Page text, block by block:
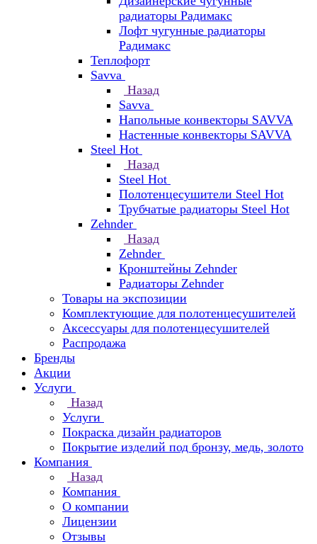
радиаторы Радимакс
Лофт чугунные радиаторы
Радимакс
Теплофорт
Savva
Назад
Savva
Напольные конвекторы SAVVA
Настенные конвекторы SAVVA
Steel Hot
Назад
Steel Hot
Полотенцесушители Steel Hot
Трубчатые радиаторы Steel Hot
Zehnder
Назад
Zehnder
Кронштейны Zehnder
Радиаторы Zehnder
Товары на экспозиции
Комплектующие для полотенцесушителей
Аксессуары для полотенцесушителей
Распродажа
Бренды
Акции
Услуги
Назад
Услуги
Покраска дизайн радиаторов
Покрытие изделий под бронзу, медь, золото
Компания
Назад
Компания
О компании
Лицензии
Отзывы